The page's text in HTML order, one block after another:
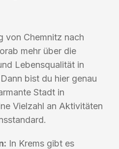
von Chemnitz nach
mehr über die
Lebensqualität in
bist du hier genau
Stadt in
Vielzahl an Aktivitäten
In Krems gibt es